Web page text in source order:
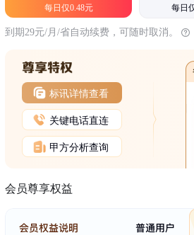
每日仅0.48元 每日
到期29元/月/省自动续费，可随时取消。
标讯详情查看
关键电话直连
甲方分析查询
会员尊享权益